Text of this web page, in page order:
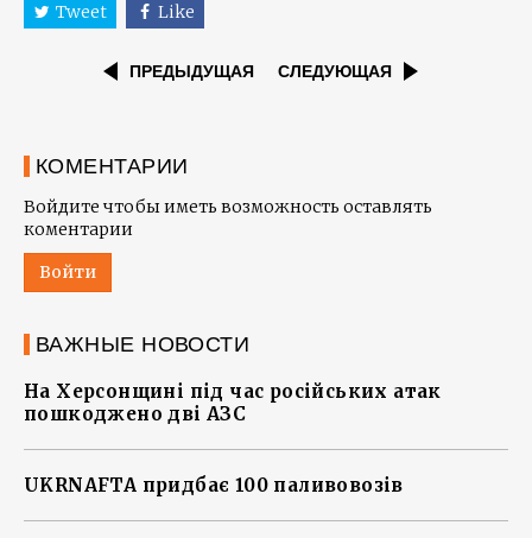
Tweet Like
ПРЕДЫДУЩАЯ СЛЕДУЮЩАЯ
КОМЕНТАРИИ
Войдите чтобы иметь возможность оставлять
коментарии
Войти
ВАЖНЫЕ НОВОСТИ
На Херсонщині під час російських атак
пошкоджено дві АЗС
UKRNAFTA придбає 100 паливовозів